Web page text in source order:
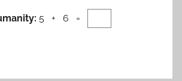
5 + 6 =